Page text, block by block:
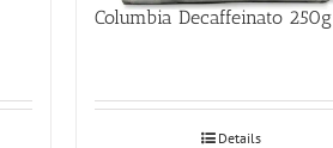
Columbia Decaffeinato 250g
Details